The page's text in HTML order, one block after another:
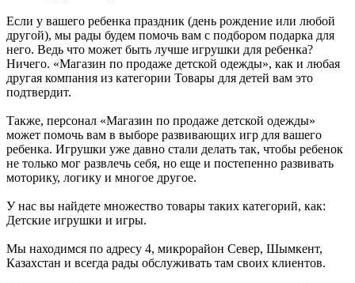
Если у вашего ребенка праздник (день рождение или любой
другой), мы рады будем помочь вам с подбором подарка для
него. Ведь что может быть лучше игрушки для ребенка?
Ничего. «Магазин по продаже детской одежды», как и любая
другая компания из категории Товары для детей вам это
подтвердит.
Также, персонал «Магазин по продаже детской одежды»
может помочь вам в выборе развивающих игр для вашего
ребенка. Игрушки уже давно стали делать так, чтобы ребенок
не только мог развлечь себя, но еще и постепенно развивать
моторику, логику и многое другое.
У нас вы найдете множество товары таких категорий, как:
Детские игрушки и игры.
Мы находимся по адресу 4, микрорайон Север, Шымкент,
Казахстан и всегда рады обслуживать там своих клиентов.